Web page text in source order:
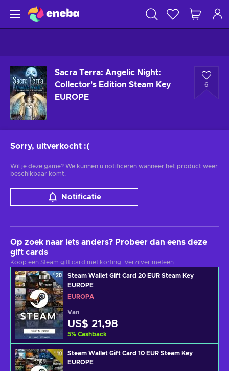
Sacra Terra: Angelic Night:
Collector's Edition Steam Key
EUROPE
6
Sorry, uitverkocht :(
Wil je deze game? We kunnen u notificeren wanneer het product weer
beschikbaar komt.
Notificatie
Op zoek naar iets anders? Probeer dan eens deze
gift cards
Koop een Steam gift card met korting. Verzilver meteen.
Steam Wallet Gift Card 20 EUR Steam Key
EUROPE
EUROPA
Van
US$ 21,98
5% Cashback
Steam Wallet Gift Card 10 EUR Steam Key
EUROPE